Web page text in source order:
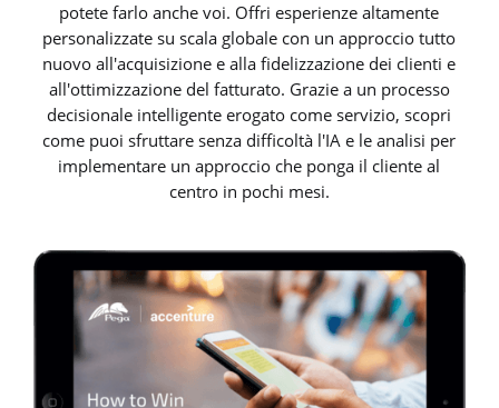
potete farlo anche voi. Offri esperienze altamente
personalizzate su scala globale con un approccio tutto
nuovo all'acquisizione e alla fidelizzazione dei clienti e
all'ottimizzazione del fatturato. Grazie a un processo
decisionale intelligente erogato come servizio, scopri
come puoi sfruttare senza difficoltà l'IA e le analisi per
implementare un approccio che ponga il cliente al
centro in pochi mesi.